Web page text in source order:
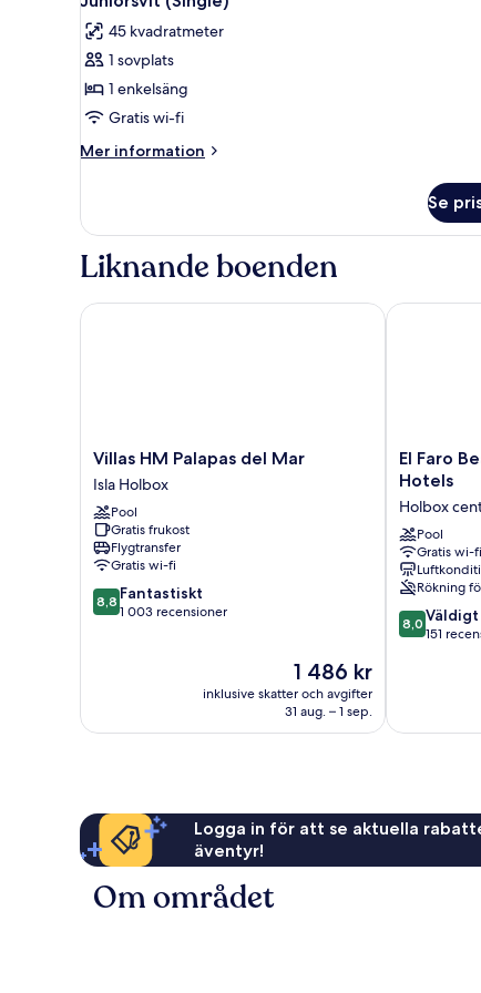
alla
foton
för
Juniorsvit
(Single)
45 kvadratmeter
1 sovplats
1 enkelsäng
Gratis wi-fi
Mer information
Mer
(Single)
Se
Liknande boenden
Villas
HM
Palapas
del
Mar
Isla
Holbox
Villas HM Palapas del Mar
Isla Holbox
Pool
Gratis frukost
Flygtransfer
Gratis wi-fi
8.8
av
8,8 Fantastiskt
1 003 recensioner
Priset
är
1 486 kr
1 486 kr
inklusive skatter och avgifter
31 aug. – 1 sep.
Villas HM Palapas del Mar
El
Faro
Front
by
ÓOL
Hotels
Holbox
centrum
El Faro
Hotels
Holbox
Pool
Gratis wi-fi
Rökning
8.0
av
8,0 Väldigt
151
El Faro
Logga in för att se aktuella
äventyr!
Om området